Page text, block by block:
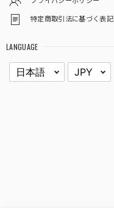
特定商取引法に基づく表記
LANGUAGE